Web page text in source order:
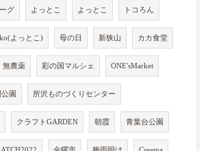
グ よっとこ よっとこ トコろん
よっとこ) 母の日 新狭山 カカ食堂
無農薬 彩の国マルシェ ONE'sMarket
園 所沢ものづくりセンター
クラフトGARDEN 朝霞 青葉台公園